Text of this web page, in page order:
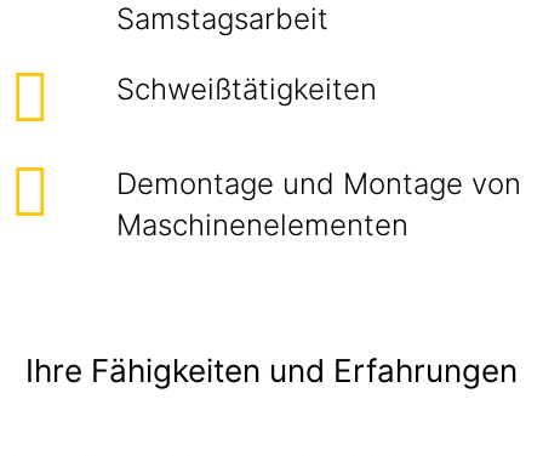
Samstagsarbeit
Schweißtätigkeiten
Demontage und Montage von
Maschinenelementen
Ihre Fähigkeiten und Erfahrungen